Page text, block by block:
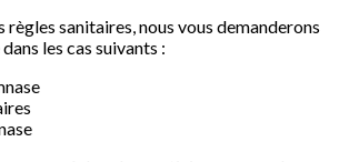
sanitaires, nous vous demanderons
les cas suivants :